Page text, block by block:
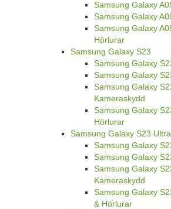
Samsung Galaxy
Samsung Galaxy
Samsung Galaxy
Hörlurar
Samsung Galaxy S23
Samsung Galaxy
Samsung Galaxy
Samsung Galaxy
Kameraskydd
Samsung Galaxy
Hörlurar
Samsung Galaxy S23 Ultra
Samsung Galaxy
Samsung Galaxy
Samsung Galaxy
Kameraskydd
Samsung Galaxy
& Hörlurar